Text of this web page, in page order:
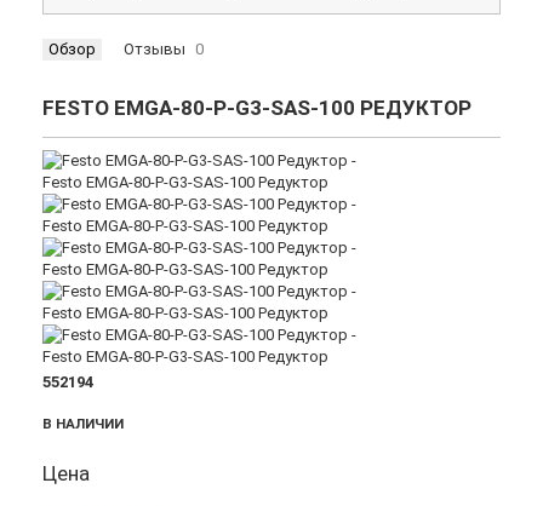
Обзор Отзывы 0
FESTO EMGA-80-P-G3-SAS-100 РЕДУКТОР
552194
В НАЛИЧИИ
Цена